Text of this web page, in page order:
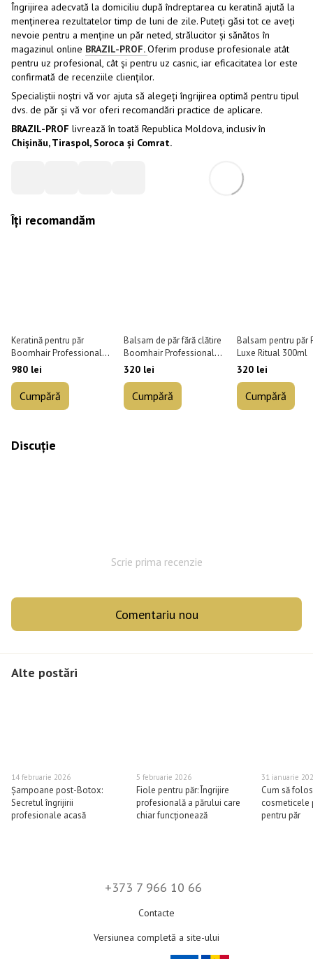
Îngrijirea adecvată la domiciliu după îndreptarea cu keratină ajută la
menținerea rezultatelor timp de luni de zile. Puteți găsi tot ce aveți
nevoie pentru a menține un păr neted, strălucitor și sănătos în
magazinul online BRAZIL-PROF.Oferim produse profesionale atât
pentru uz profesional, cât și pentru uz casnic, iar eficacitatea lor este
confirmată de recenziile clienților.
Specialiștii noștri vă vor ajuta să alegeți îngrijirea optimă pentru tipul
dvs. de păr și vă vor oferi recomandări practice de aplicare.
BRAZIL-PROF livrează în toată Republica Moldova, inclusiv în
Chișinău, Tiraspol, Soroca și Comrat.
Îți recomandăm
Keratină pentru păr
Boomhair Professional
Keratin Ultra Nuts 500 ml
980 lei
Cumpără
Balsam de păr fără clătire
Boomhair Professional
Leave-In Molecular Repair
320 lei
Cumpără
Balsam pentru păr
Luxe Ritual 300ml
320 lei
Cumpără
Discuție
Scrie prima recenzie
Comentariu nou
Alte postări
14 februarie 2026
Șampoane post-Botox:
Secretul îngrijirii
profesionale acasă
5 februarie 2026
Fiole pentru păr: Îngrijire
profesională a părului care
chiar funcționează
31 ianuarie
Cum să
cosmeticele
pentru păr
+373 7 966 10 66
Contacte
Versiunea completă a site-ului